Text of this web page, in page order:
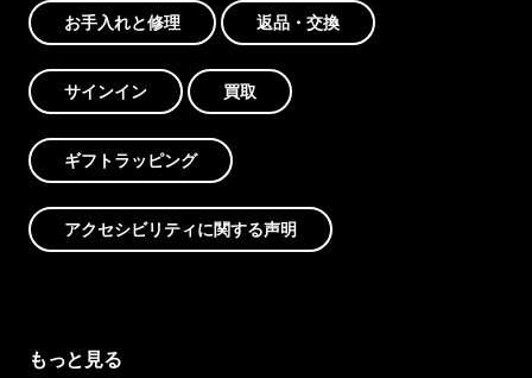
お手入れと修理 返品・交換
サインイン 買取
ギフトラッピング
アクセシビリティに関する声明
もっと見る